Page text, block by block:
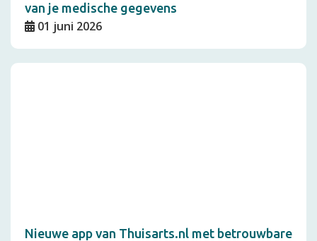
van je medische gegevens
01 juni 2026
Nieuwe app van Thuisarts.nl met betrouwbare